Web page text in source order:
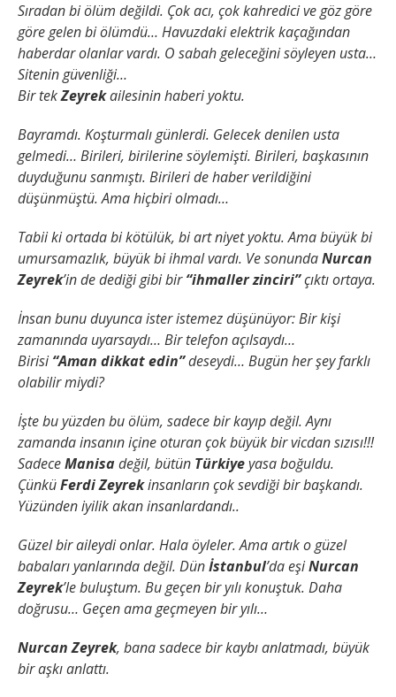
Sıradan bi ölüm değildi. Çok acı, çok kahredici ve göz göre
göre gelen bi ölümdü… Havuzdaki elektrik kaçağından
haberdar olanlar vardı. O sabah geleceğini söyleyen usta…
Sitenin güvenliği…
Bir tekZeyrekailesinin haberi yoktu.
Bayramdı. Koşturmalı günlerdi. Gelecek denilen usta
gelmedi… Birileri, birilerine söylemişti. Birileri, başkasının
duyduğunu sanmıştı. Birileri de haber verildiğini
düşünmüştü.Ama hiçbiri olmadı…
Tabii ki ortada bi kötülük, bi art niyet yoktu.Ama büyük bi
umursamazlık, büyük bi ihmal vardı. Ve sonundaNurcan
Zeyrek’in de dediği gibi bir“ihmaller zinciri”çıktı ortaya.
İnsan bunu duyunca ister istemez düşünüyor:Bir kişi
zamanında uyarsaydı… Bir telefon açılsaydı…
Birisi“Aman dikkat edin”deseydi… Bugün her şey farklı
olabilir miydi?
İşte bu yüzden bu ölüm, sadece bir kayıp değil. Aynı
zamanda insanın içine oturan çok büyük bir vicdan sızısı!!!
SadeceManisadeğil, bütün Türkiyeyasa boğuldu.
ÇünküFerdi Zeyrekinsanların çok sevdiği bir başkandı.
Yüzünden iyilik akan insanlardandı..
Güzel bir aileydi onlar. Hala öyleler.Ama artık o güzel
babaları yanlarında değil. Dünİstanbul’da eşiNurcan
Zeyrek’le buluştum. Bu geçen bir yılı konuştuk. Daha
doğrusu… Geçen ama geçmeyen bir yılı…
Nurcan Zeyrek, bana sadece bir kaybı anlatmadı, büyük
bir aşkı anlattı.